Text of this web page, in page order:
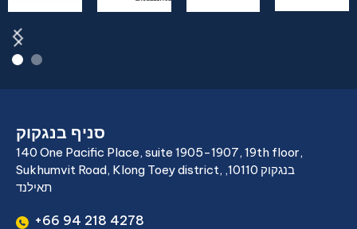
סניף בנגקוק
140 One Pacific Place, suite 1905-1907, 19th floor,
Sukhumvit Road, Klong Toey district, בנגקוק 10110,
תאילנד
+66 94 218 4278